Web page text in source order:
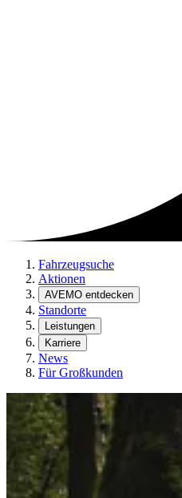
Fahrzeugsuche
Aktionen
AVEMO entdecken
Standorte
Leistungen
Karriere
News
Für Großkunden